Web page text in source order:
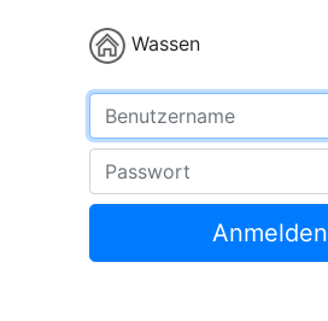
Wassen
Benutzername
Passwort
Anmelden